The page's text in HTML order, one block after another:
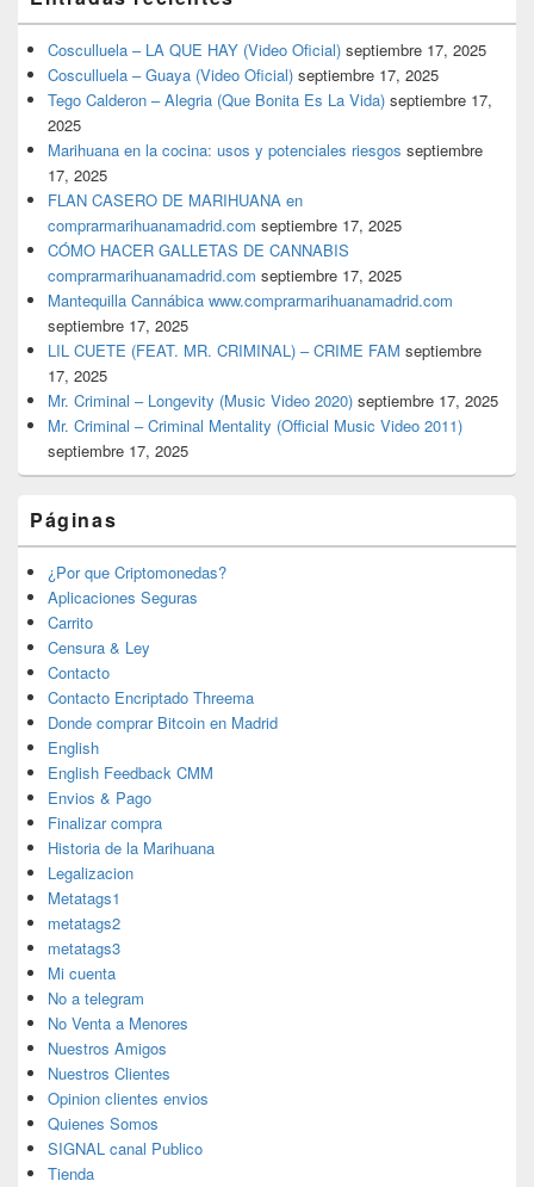
Cosculluela – LA QUE HAY (Video Oficial) septiembre 17, 2025
Cosculluela – Guaya (Video Oficial) septiembre 17, 2025
Tego Calderon – Alegria (Que Bonita Es La Vida) septiembre 17,
2025
Marihuana en la cocina: usos y potenciales riesgos septiembre
17, 2025
FLAN CASERO DE MARIHUANA en
comprarmarihuanamadrid.com septiembre 17, 2025
CÓMO HACER GALLETAS DE CANNABIS
comprarmarihuanamadrid.com septiembre 17, 2025
Mantequilla Cannábica www.comprarmarihuanamadrid.com
septiembre 17, 2025
LIL CUETE (FEAT. MR. CRIMINAL) – CRIME FAM septiembre
17, 2025
Mr. Criminal – Longevity (Music Video 2020) septiembre 17, 2025
Mr. Criminal – Criminal Mentality (Official Music Video 2011)
septiembre 17, 2025
Páginas
¿Por que Criptomonedas?
Aplicaciones Seguras
Carrito
Censura & Ley
Contacto
Contacto Encriptado Threema
Donde comprar Bitcoin en Madrid
English
English Feedback CMM
Envios & Pago
Finalizar compra
Historia de la Marihuana
Legalizacion
Metatags1
metatags2
metatags3
Mi cuenta
No a telegram
No Venta a Menores
Nuestros Amigos
Nuestros Clientes
Opinion clientes envios
Quienes Somos
SIGNAL canal Publico
Tienda